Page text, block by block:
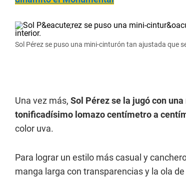
Sol Pérez se puso una mini-cinturón tan ajustada que
Una vez más, Sol Pérezse la jugó con
tonificadísimo lomazo centímetro a
color uva.
Para lograr un estilo más casual y
manga larga con transparencias y la ola